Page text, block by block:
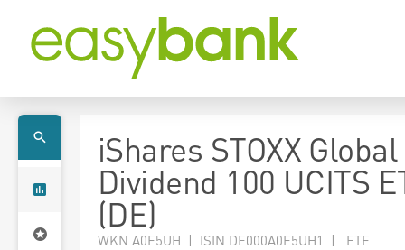
iShares STOXX
Dividend 100 UCITS
(DE)
WKN A0F5UH | ISIN DE000A0F5UH1 | ETF